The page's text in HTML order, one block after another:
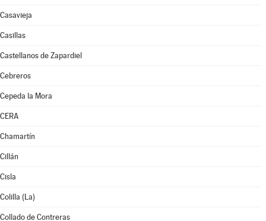
Casavieja
Casillas
Castellanos de Zapardiel
Cebreros
Cepeda la Mora
CERA
Chamartín
Cillán
Cisla
Colilla (La)
Collado de Contreras